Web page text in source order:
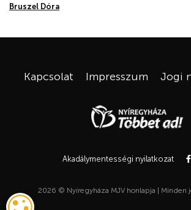
Bruszel Dóra
Kapcsolat Impresszum Jogi
Akadálymentességi nyilatkozat
2026 © Nyíregyháza MJV honlapja | Minden